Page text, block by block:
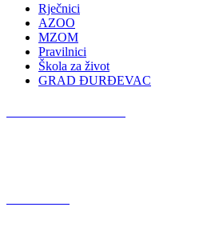
Rječnici
AZOO
MZOM
Pravilnici
Škola za život
GRAD ĐURĐEVAC